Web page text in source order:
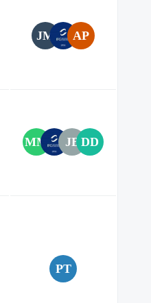
AP
JM
DD
JB
MM
PT